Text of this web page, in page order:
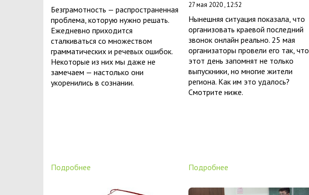
Безграмотность — распространенная
проблема, которую нужно решать.
Ежедневно приходится
сталкиваться со множеством
грамматических и речевых ошибок.
Некоторые из них мы даже не
замечаем — настолько они
укоренились в сознании.
Подробнее
27 мая 2020 , 12:52
Нынешняя ситуация показала, что
организовать краевой последний
звонок онлайн реально. 25 мая
организаторы провели его так, что
этот день запомнят не только
выпускники, но многие жители
региона. Как им это удалось?
Смотрите ниже.
Подробнее